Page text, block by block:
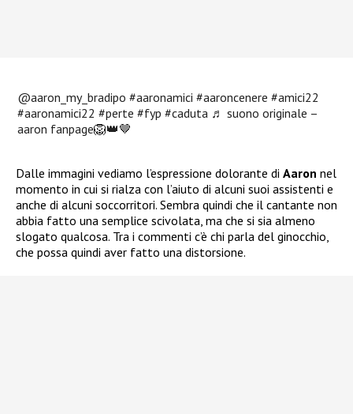
@aaron_my_bradipo #aaronamici #aaroncenere #amici22
#aaronamici22 #perte #fyp #caduta ♬ suono originale –
aaron fanpage🦁👑🤎
Dalle immagini vediamo l’espressione dolorante di Aaron nel
momento in cui si rialza con l’aiuto di alcuni suoi assistenti e
anche di alcuni soccorritori. Sembra quindi che il cantante non
abbia fatto una semplice scivolata, ma che si sia almeno
slogato qualcosa. Tra i commenti c’è chi parla del ginocchio,
che possa quindi aver fatto una distorsione.